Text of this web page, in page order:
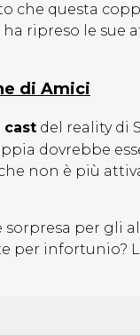
che questa
ripreso le sue
di Amici
cast del reality di
dovrebbe
non è più
sorpresa per gli
per infortunio?